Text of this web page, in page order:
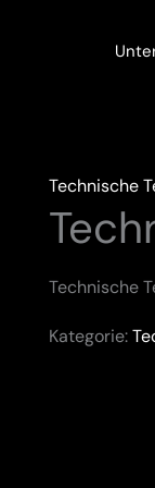
Technische
Technische
Kategorie: